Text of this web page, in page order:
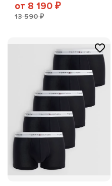
от 8 190 ₽
13 590 ₽